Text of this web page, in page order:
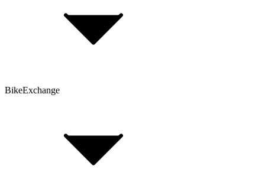
Klant account
Algemene voorwaarden
Cookie-instellingen
BikeExchange